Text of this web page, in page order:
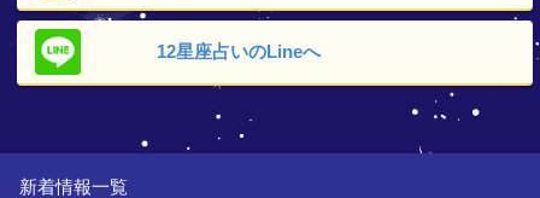
12星座占いのLineへ
新着情報一覧